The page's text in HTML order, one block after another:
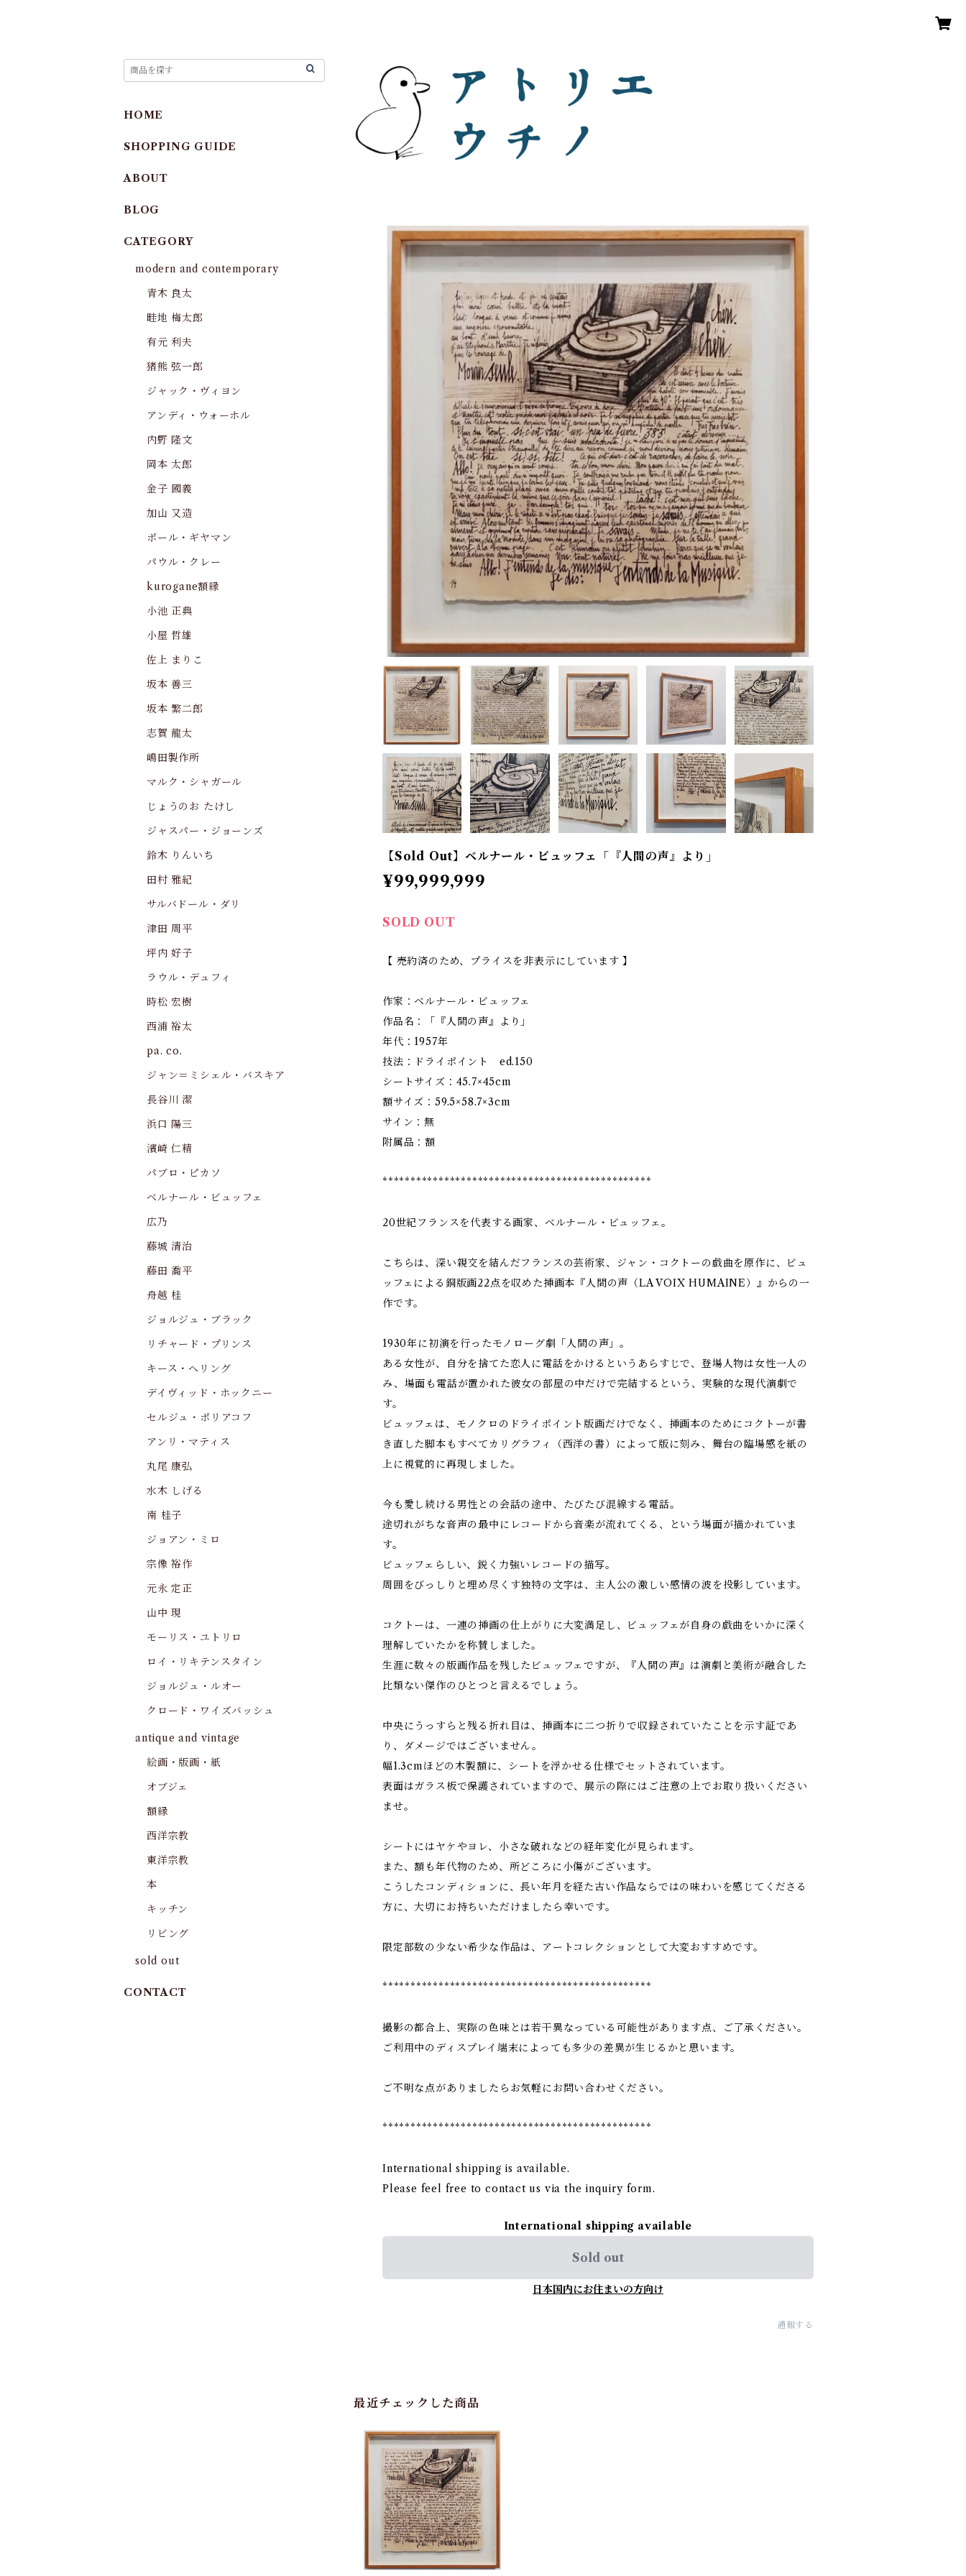
【Sold Out】ベルナール・ビュッフェ「『人間の声』より」
¥99,999,999
SOLD OUT
【 売約済のため、プライスを非表示にしています 】
作家：ベルナール・ビュッフェ
作品名：「『人間の声』より」
年代：1957年
技法：ドライポイント ed.150
シートサイズ：45.7×45cm
額サイズ：59.5×58.7×3cm
サイン：無
附属品：額
************************************************
20世紀フランスを代表する画家、ベルナール・ビュッフェ。
こちらは、深い親交を結んだフランスの芸術家、ジャン・コクトーの戯曲を原作に、ビュ
ッフェによる銅版画22点を収めた挿画本『人間の声（LA VOIX HUMAINE）』からの一
作です。
1930年に初演を行ったモノローグ劇「人間の声」。
ある女性が、自分を捨てた恋人に電話をかけるというあらすじで、登場人物は女性一人の
み、場面も電話が置かれた彼女の部屋の中だけで完結するという、実験的な現代演劇で
す。
ビュッフェは、モノクロのドライポイント版画だけでなく、挿画本のためにコクトーが書
き直した脚本もすべてカリグラフィ（西洋の書）によって版に刻み、舞台の臨場感を紙の
上に視覚的に再現しました。
今も愛し続ける男性との会話の途中、たびたび混線する電話。
途切れがちな音声の最中にレコードから音楽が流れてくる、という場面が描かれていま
す。
ビュッフェらしい、鋭く力強いレコードの描写。
周囲をびっしりと埋め尽くす独特の文字は、主人公の激しい感情の波を投影しています。
コクトーは、一連の挿画の仕上がりに大変満足し、ビュッフェが自身の戯曲をいかに深く
理解していたかを称賛しました。
生涯に数々の版画作品を残したビュッフェですが、『人間の声』は演劇と美術が融合した
比類ない傑作のひとつと言えるでしょう。
中央にうっすらと残る折れ目は、挿画本に二つ折りで収録されていたことを示す証であ
り、ダメージではございません。
幅1.3cmほどの木製額に、シートを浮かせる仕様でセットされています。
表面はガラス板で保護されていますので、展示の際にはご注意の上でお取り扱いください
ませ。
シートにはヤケやヨレ、小さな破れなどの経年変化が見られます。
また、額も年代物のため、所どころに小傷がございます。
こうしたコンディションに、長い年月を経た古い作品ならではの味わいを感じてくださる
方に、大切にお持ちいただけましたら幸いです。
限定部数の少ない希少な作品は、アートコレクションとして大変おすすめです。
************************************************
撮影の都合上、実際の色味とは若干異なっている可能性があります点、ご了承ください。
ご利用中のディスプレイ端末によっても多少の差異が生じるかと思います。
ご不明な点がありましたらお気軽にお問い合わせください。
************************************************
International shipping is available.
Please feel free to contact us via the inquiry form.
International shipping available
Sold out
日本国内にお住まいの方向け
通報する
最近チェックした商品
HOME
SHOPPING GUIDE
ABOUT
BLOG
CATEGORY
modern and contemporary
青木 良太
畦地 梅太郎
有元 利夫
猪熊 弦一郎
ジャック・ヴィヨン
アンディ・ウォーホル
内野 隆文
岡本 太郎
金子 國義
加山 又造
ポール・ギヤマン
パウル・クレー
kurogane額縁
小池 正典
小屋 哲雄
佐上 まりこ
坂本 善三
坂本 繁二郎
志賀 龍太
嶋田製作所
マルク・シャガール
じょうのお たけし
ジャスパー・ジョーンズ
鈴木 りんいち
田村 雅紀
サルバドール・ダリ
津田 周平
坪内 好子
ラウル・デュフィ
時松 宏樹
西浦 裕太
pa. co.
ジャン＝ミシェル・バスキア
長谷川 潔
浜口 陽三
濱崎 仁精
パブロ・ピカソ
ベルナール・ビュッフェ
広乃
藤城 清治
藤田 喬平
舟越 桂
ジョルジュ・ブラック
リチャード・プリンス
キース・へリング
デイヴィッド・ホックニー
セルジュ・ポリアコフ
アンリ・マティス
丸尾 康弘
水木 しげる
南 桂子
ジョアン・ミロ
宗像 裕作
元永 定正
山中 現
モーリス・ユトリロ
ロイ・リキテンスタイン
ジョルジュ・ルオー
クロード・ワイズバッシュ
antique and vintage
絵画・版画・紙
オブジェ
額縁
西洋宗教
東洋宗教
本
キッチン
リビング
sold out
CONTACT